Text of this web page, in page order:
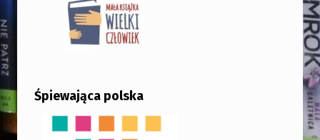
Śpiewająca polska